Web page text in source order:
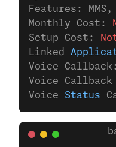
Features: MMS,
Monthly Cost:
Setup Cost:
Linked
Voice
Voice
Voice Status